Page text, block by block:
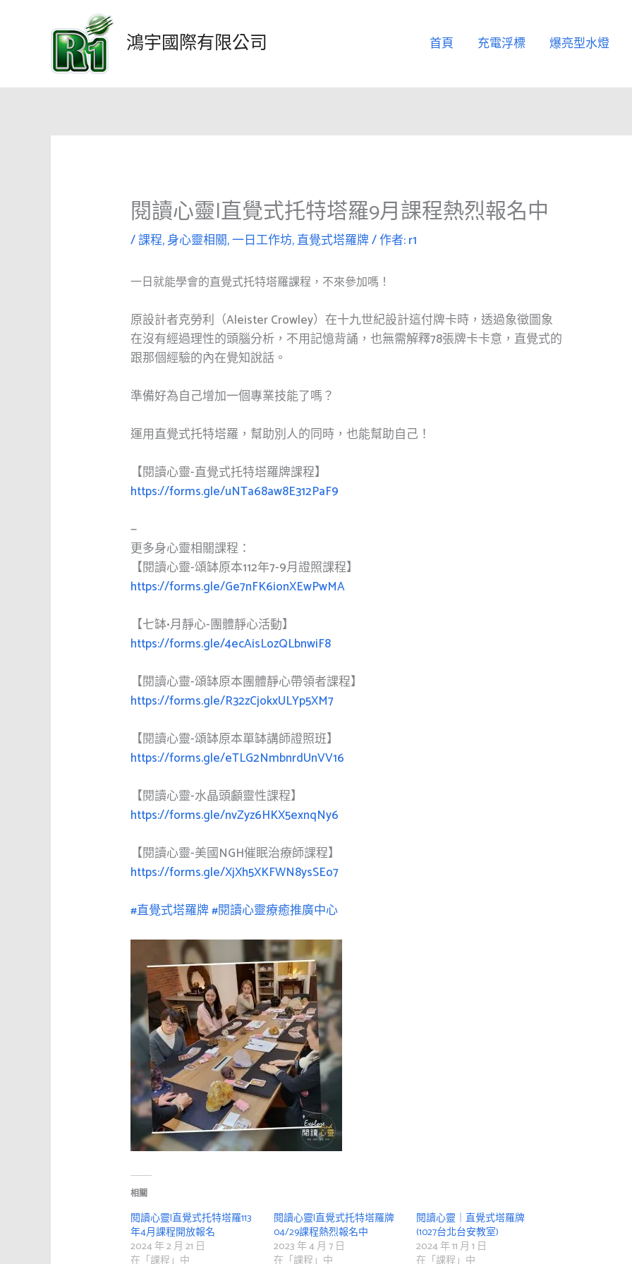
內
鴻宇國際有限公司 首頁 充電浮標 爆亮型水燈
閱讀心靈|直覺式托特塔羅9月課程熱烈報名中
/課程,身心靈相關,一日工作坊,直覺式塔羅牌/ 作者:r1
一日就能學會的直覺式托特塔羅課程，不來參加嗎！
原設計者克勞利（Aleister Crowley）在十九世紀設計這付牌卡時，透過象徵圖象
在沒有經過理性的頭腦分析，不用記憶背誦，也無需解釋78張牌卡卡意，直覺式的
跟那個經驗的內在覺知說話。
準備好為自己增加一個專業技能了嗎？
運用直覺式托特塔羅，幫助別人的同時，也能幫助自己！
【閱讀心靈-直覺式托特塔羅牌課程】
https://forms.gle/uNTa68aw8E312PaF9
—
更多身心靈相關課程：
【閱讀心靈-頌缽原本112年7-9月證照課程】
https://forms.gle/Ge7nFK6ionXEwPwMA
【七缽•月靜心-團體靜心活動】
https://forms.gle/4ecAisLozQLbnwiF8
【閱讀心靈-頌缽原本團體靜心帶領者課程】
https://forms.gle/R32zCjokxULYp5XM7
【閱讀心靈-頌缽原本單缽講師證照班】
https://forms.gle/eTLG2NmbnrdUnVV16
【閱讀心靈-水晶頭顱靈性課程】
https://forms.gle/nvZyz6HKX5exnqNy6
【閱讀心靈-美國NGH催眠治療師課程】
https://forms.gle/XjXh5XKFWN8ysSEo7
#直覺式塔羅牌#閱讀心靈療癒推廣中心
相關
閱讀心靈|直覺式托特塔羅113
年4月課程開放報名
2024 年 2 月 21 日
在「課程」中
閱讀心靈|直覺式托特塔羅牌
04/29課程熱烈報名中
2023 年 4 月 7 日
在「課程」中
閱讀心靈｜直覺式塔羅牌
(1027台北台安教室)
2024 年 11 月 1 日
在「課程」中